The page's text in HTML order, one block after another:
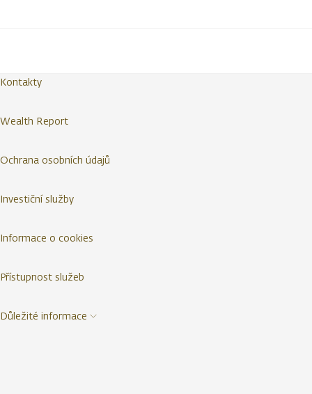
Kontakty
Wealth Report
Ochrana osobních údajů
Investiční služby
Informace o cookies
Přístupnost služeb
Důležité informace